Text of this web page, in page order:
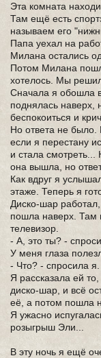
Эта комната
Там ещё есть
называем его
Папа уехал на
Милана остались
Потом Милана
хотелось. Мы
Сначала я обошла
поднялась
беспокоиться и
Но ответа не
если я перестану
и стала
она вышла, но
Как вдруг я
этаже. Теперь я
Диско-шар
пошла наверх. Там
телевизор.
- А, это ты? -
У меня глаза
- Что? - спросила я.
Я рассказала ей
диско-шар, и всё
её, а потом пошла
Я ужасно
розыгрыш Эли...
В эту ночь я ещё